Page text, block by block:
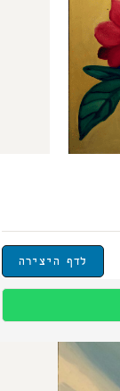
לדף היצירה